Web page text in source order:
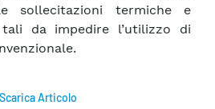
sollecitazioni termiche e
da impedire l’utilizzo di
Scarica Articolo